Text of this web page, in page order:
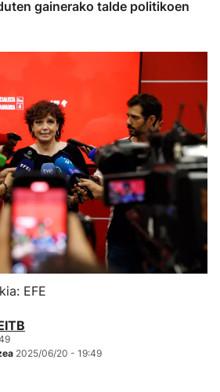
gainerako talde politikoen
EFE
2025/06/20 - 19:49